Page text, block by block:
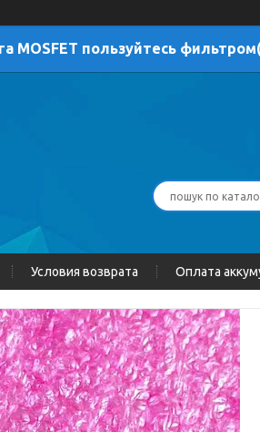
MOSFET пользуйтесь
Условия возврата Оплата